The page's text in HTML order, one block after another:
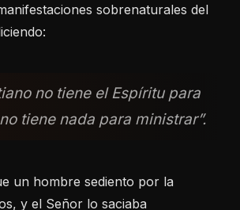
sobrenaturales del
no tiene el Espíritu para
tiene nada para ministrar”.
un hombre sediento por la
y el Señor lo saciaba